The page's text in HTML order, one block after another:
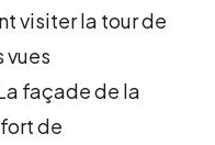
visiter la tour de
vues
façade de la
de